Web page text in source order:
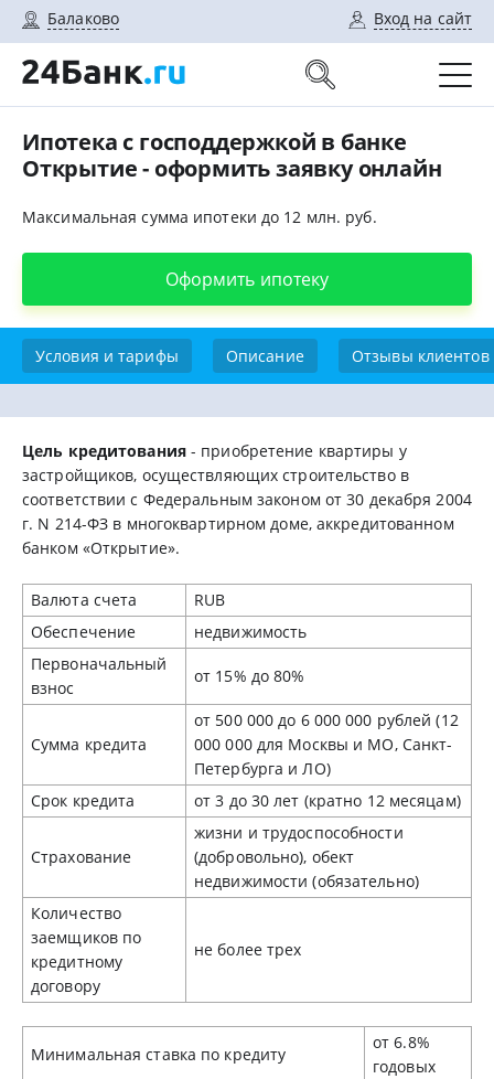
Балаково Вход на сайт
Ипотека с господдержкой в банке
Открытие - оформить заявку онлайн
Максимальная сумма ипотеки до 12 млн. руб.
Оформить ипотеку
Условия и тарифы Описание Отзывы клиентов
Цель кредитования - приобретение квартиры у
застройщиков, осуществляющих строительство в
соответствии с Федеральным законом от 30 декабря 2004
г. N 214-ФЗ в многоквартирном доме, аккредитованном
банком «Открытие».
Валюта счета
RUB
Обеспечение
недвижимость
Первоначальный
взнос
от 15% до 80%
Сумма кредита
от 500 000 до 6 000 000 рублей (12
000 000 для Москвы и МО, Санкт-
Петербурга и ЛО)
Срок кредита
от 3 до 30 лет (кратно 12 месяцам)
Страхование
жизни и трудоспособности
(добровольно), обект
недвижимости (обязательно)
Количество
заемщиков по
кредитному
договору
не более трех
Минимальная ставка по кредиту
от 6.8%
годовых